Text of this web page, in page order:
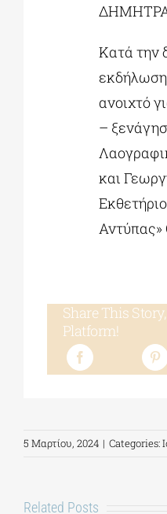
Κατά την
ανοιχτό
–
και
Αντύπας»
Share This
Platform!
5 Μαρτίου, 2024 | Categories:
Related Posts